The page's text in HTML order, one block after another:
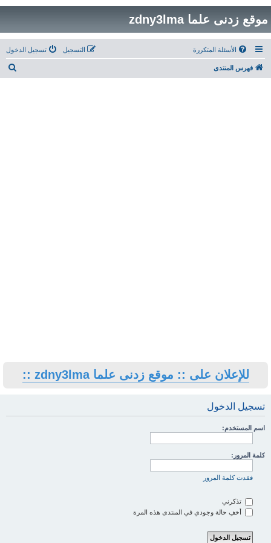
موقع زدنى علما zdny3lma
الأسئلة المتكررة تسجيل الدخول التسجيل
فهرس المنتدى
للإعلان على :: موقع زدنى علما zdny3lma ::
تسجيل الدخول
اسم المستخدم:
كلمة المرور:
فقدت كلمة المرور
تذكرني
أخفِ حالة وجودي في المنتدى هذه المرة